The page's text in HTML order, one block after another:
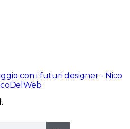
con i futuri designer - Nico